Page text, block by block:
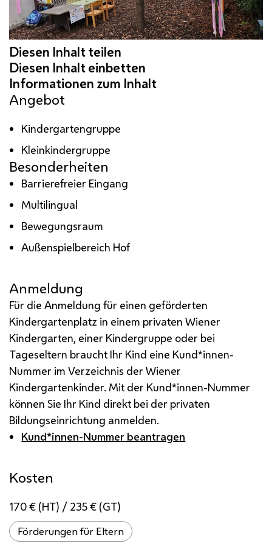
Angebot
Kindergartengruppe
Kleinkindergruppe
Besonderheiten
Barrierefreier Eingang
Multilingual
Bewegungsraum
Außenspielbereich Hof
Anmeldung
Für die Anmeldung für einen geförderten
Kindergartenplatz in einem privaten Wiener
Kindergarten, einer Kindergruppe oder bei
Tageseltern braucht Ihr Kind eine Kund*innen-
Nummer im Verzeichnis der Wiener
Kindergartenkinder. Mit der Kund*innen-Nummer
können Sie Ihr Kind direkt bei der privaten
Bildungseinrichtung anmelden.
Kund*innen-Nummer beantragen
Kosten
170 € (HT) / 235 € (GT)
Förderungen für Eltern